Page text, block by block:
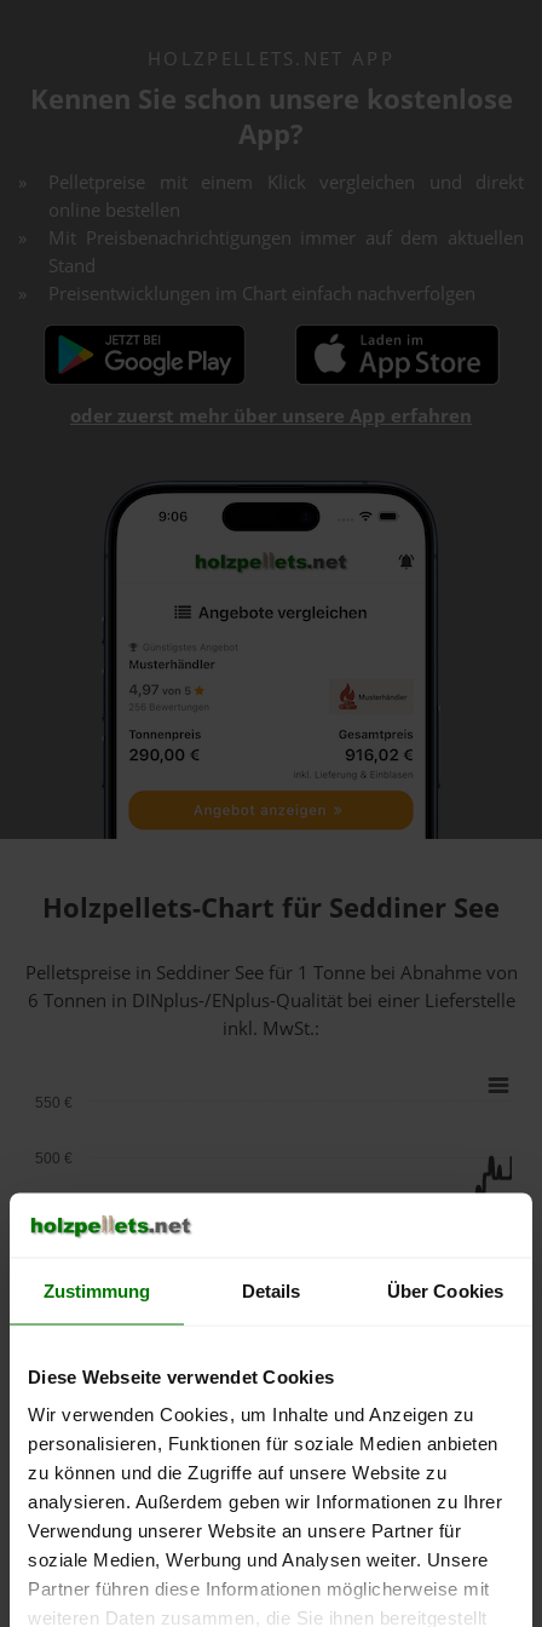
Zustimmung Details Über Cookies
Diese Webseite verwendet Cookies
Wir verwenden Cookies, um Inhalte und Anzeigen zu
personalisieren, Funktionen für soziale Medien anbieten
zu können und die Zugriffe auf unsere Website zu
analysieren. Außerdem geben wir Informationen zu Ihrer
Verwendung unserer Website an unsere Partner für
soziale Medien, Werbung und Analysen weiter. Unsere
Partner führen diese Informationen möglicherweise mit
weiteren Daten zusammen, die Sie ihnen bereitgestellt
HOLZPELLETS.NET APP
Kennen Sie schon unsere kostenlose
App?
Pelletpreise mit einem Klick vergleichen und direkt
online bestellen
Mit Preisbenachrichtigungen immer auf dem aktuellen
Stand
Preisentwicklungen im Chart einfach nachverfolgen
oder zuerst mehr über unsere App erfahren
Holzpellets-Chart für Seddiner See
Pelletspreise in Seddiner See für 1 Tonne bei Abnahmevon
6 Tonnen in DINplus-/ENplus-Qualität bei einer Lieferstelle
inkl. MwSt.:
lose Ware Sackware
September
2025
Januar
2026
Mai
2026
300 €
350 €
450 €
500 €
550 €
Die aktuelle Preisentwicklung für Holzpellets in Deutschland
können Sie jederzeit auf unsererPelletspreise-Seite
nachvollziehen.